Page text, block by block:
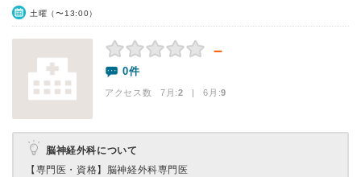
土曜（〜13:00）
－
0件
アクセス数 7月:2 | 6月:9
脳神経外科について
【専門医・資格】 脳神経外科専門医